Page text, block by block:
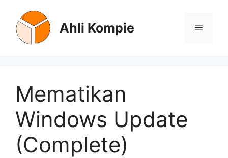
content
Ahli Kompie Menu
Mematikan
Windows Update
(Complete)